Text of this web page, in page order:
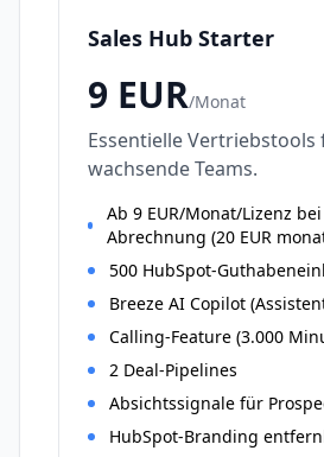
Sales Hub Starter
9 EUR/Monat
Essentielle Vertriebstools
wachsende Teams.
Ab 9 EUR/Monat/Lizenz
Abrechnung (20 EUR
500 HubSpot-
Breeze AI Copilot
Calling-Feature (3.000
2 Deal-Pipelines
Absichtssignale für
HubSpot-Branding